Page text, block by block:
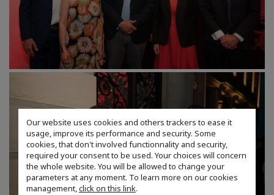
Our website uses cookies and others trackers to ease it
usage, improve its performance and security. Some
cookies, that don't involved functionnality and security,
required your consent to be used. Your choices will concern
the whole website. You will be allowed to change your
parameters at any moment. To learn more on our cookies
management,click on this link.